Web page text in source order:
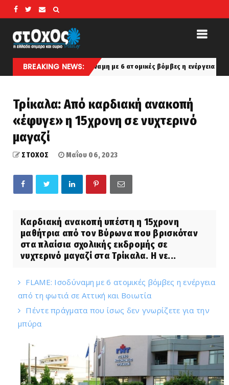
BREAKING NEWS:
FLAME: Ισοδύναμη με 6 ατομικές βόμβες η ενέργεια από τη φωτιά
Τρίκαλα: Από καρδιακή ανακοπή
«έφυγε» η 15χρονη σε νυχτερινό
μαγαζί
ΣΤΟΧΟΣ Μαΐου 06, 2023
Καρδιακή ανακοπή υπέστη η 15χρονη
μαθήτρια από τον Βύρωνα που βρισκόταν
στα πλαίσια σχολικής εκδρομής σε
νυχτερινό μαγαζί στα Τρίκαλα. Η νε...
FLAME: Ισοδύναμη με 6 ατομικές βόμβες η ενέργεια
από τη φωτιά σε Αττική και Βοιωτία
Πέντε πράγματα που ίσως δεν γνωρίζετε για την
μπύρα